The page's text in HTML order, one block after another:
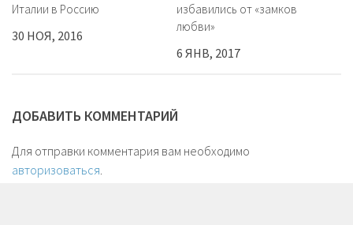
Италии в Россию
30 НОЯ, 2016
избавились от «замков
любви»
6 ЯНВ, 2017
ДОБАВИТЬ КОММЕНТАРИЙ
Для отправки комментария вам необходимо
авторизоваться.